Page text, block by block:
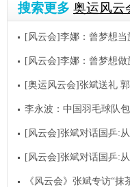
搜索更多 奥运风云
[风云会]李娜：曾梦想
[风云会]李娜：曾梦想
[奥运风云会]张斌送礼
李永波：中国羽毛球队
[风云会]张斌对话国乒:
[风云会]张斌对话国乒:
《风云会》张斌专访“